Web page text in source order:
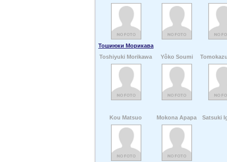
Тошиюки Морикава
Toshiyuki Morikawa
Yôko Soumi
Kou Matsuo Mokona Apapa Satsuki